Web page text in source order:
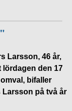
Larsson, 46 år,
den 17
bifaller
på två år